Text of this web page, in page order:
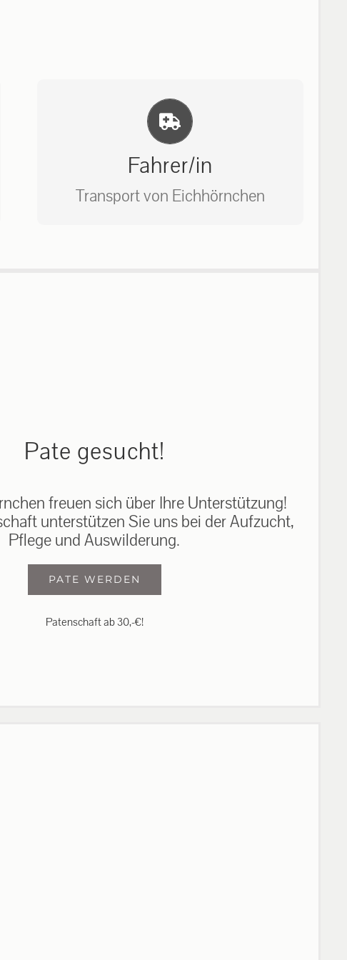
Fahrer/in
Transport von Eichhörnchen
Einlernung und Infos
Pate gesucht!
freuen sich über Ihre Unterstützung!
unterstützen Sie uns bei der Aufzucht,
Pflege und Auswilderung.
PATE WERDEN
Patenschaft ab 30,-€!